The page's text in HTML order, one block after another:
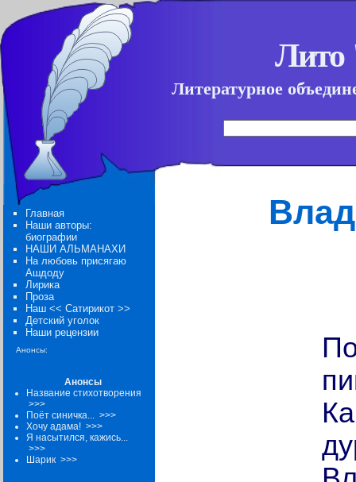
Литературное
Главная
Наши авторы:
биографии
НАШИ АЛЬМАНАХИ
На любовь присягаю
Ашдоду
Лирика
Проза
Наш << Сатирикот >>
Детский уголок
Наши рецензии
Анонсы:
Анонсы
Название стихотворения
>>>
Поёт синичка... >>>
Хочу адама! >>>
Я насытился, кажись...
>>>
Шарик >>>